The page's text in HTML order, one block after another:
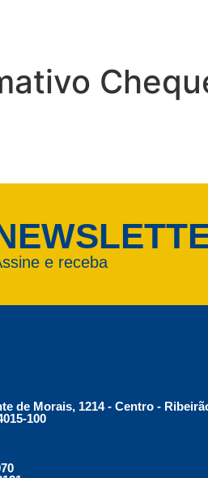
e receba
de Morais, 1214 - Centro -
100